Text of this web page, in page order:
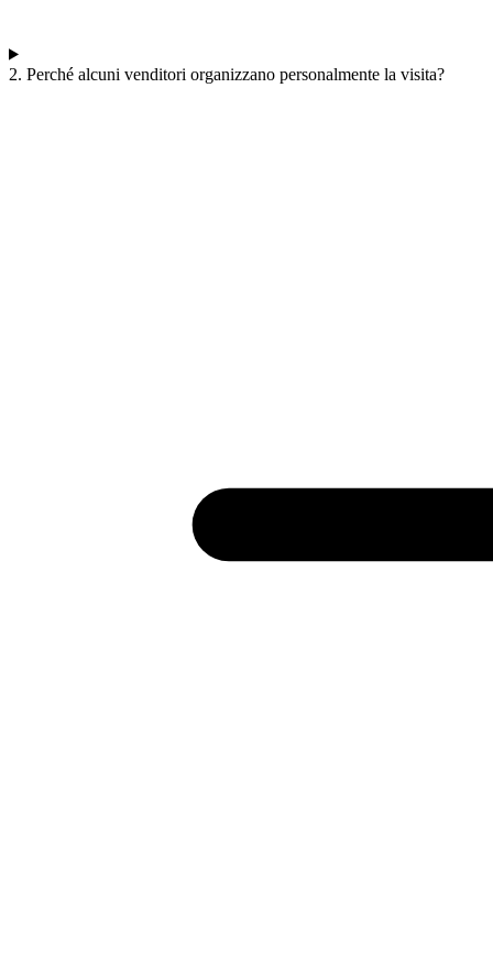
2. Perché alcuni venditori organizzano personalmente la visita?